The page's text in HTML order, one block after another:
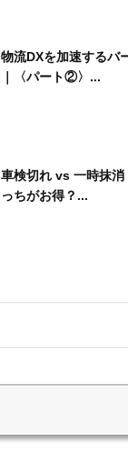
物流DXを加速するバ
｜〈パート②〉...
車検切れ vs 一時抹
っちがお得？...